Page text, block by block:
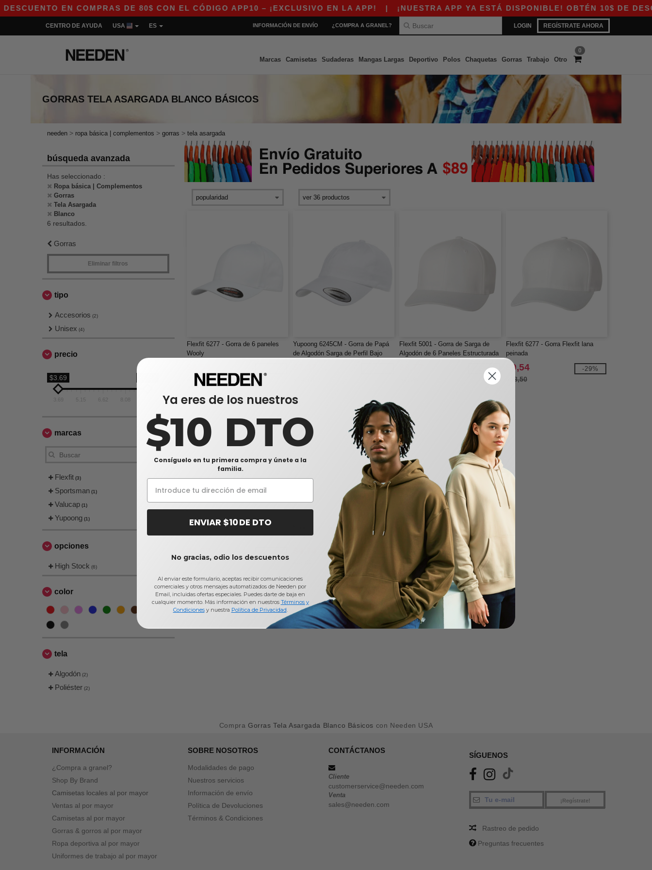
EN COMPRAS DE 80$ CON EL CÓDIGO APP10 – ¡EXCLUSIVO EN LA APP!| ¡NUESTRA APP YA ESTÁ DISPONIBLE! OBTÉN 10$ DE
LOGIN REGÍSTRATE AHORA
CENTRO DE AYUDA USA ES INFORMACIÓN DE ENVÍO ¿COMPRA A GRANEL?
0
Marcas Camisetas Sudaderas Mangas Largas Deportivo Polos Chaquetas Gorras Trabajo Otro
GORRAS TELA ASARGADA BLANCO BÁSICOS
needen > ropa básica | complementos > gorras > tela asargada
búsqueda avanzada
Has seleccionado :
Ropa básica | Complementos
Gorras
Tela Asargada
Blanco
6 resultados.
Gorras
Eliminar filtros
tipo
Accesorios (2)
Unisex (4)
precio
$3.69
3.69 5.15
marcas
Flexfit (3)
Sportsman (1)
Valucap (1)
Yupoong (1)
opciones
High Stock (6)
color
tela
Algodón (2)
Poliéster (2)
Flexfit 6277 - Gorra de 6 paneles
Wooly
$13,50
Yupoong 6245CM - Gorra de Papá
de Algodón Sarga de Perfil Bajo
Flexfit 5001 - Gorra de Sarga de
Algodón de 6 Paneles Estructurada
-26%
Flexfit 6277 - Gorra Flexfit lana
peinada
$9,54
$13,50
-29%
Valucap VC200 - Gorra de sarga
cepillada
$4,94
Sportsman 9610 - Gorra de Sarga
Cepillada Pesada
Compra Gorras Tela Asargada Blanco Básicos con Needen USA
INFORMACIÓN
¿Compra a granel?
Shop By Brand
Camisetas locales al por mayor
Ventas al por mayor
Camisetas al por mayor
Gorras & gorros al por mayor
Ropa deportiva al por mayor
Uniformes de trabajo al por mayor
SOBRE NOSOTROS
Modalidades de pago
Nuestros servicios
Información de envío
Política de Devoluciones
Términos & Condiciones
CONTÁCTANOS
Cliente
customerservice@needen.com
Venta
sales@needen.com
SÍGUENOS
¡Regístrate!
Rastreo de pedido
Preguntas frecuentes
Ya eres de los nuestros
$10 DTO
Consíguelo en tu primera compra y únete a la
familia.
ENVIAR $10 DE DTO
No gracias, odio los descuentos
Al enviar este formulario, aceptas recibir comunicaciones
comerciales y otros mensajes automatizados de Needen por
Email, incluidas ofertas especiales. Puedes darte de baja en
cualquier momento. Más información en nuestros Términos y
Condicionesy nuestra Política de Privacidad.